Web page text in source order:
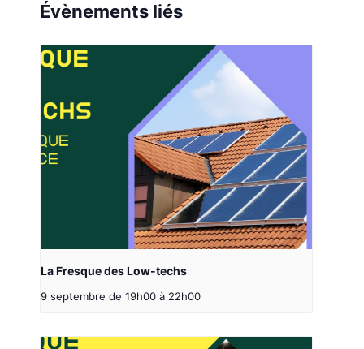
Évènements liés
La Fresque des Low-techs
9 septembre de 19h00 à 22h00